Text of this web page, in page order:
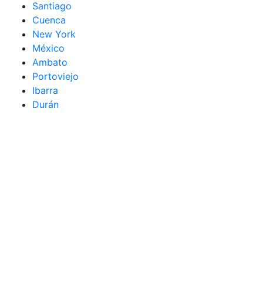
Santiago
Cuenca
New York
México
Ambato
Portoviejo
Ibarra
Durán